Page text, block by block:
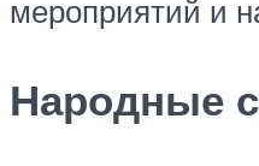
мероприятий и
Народные